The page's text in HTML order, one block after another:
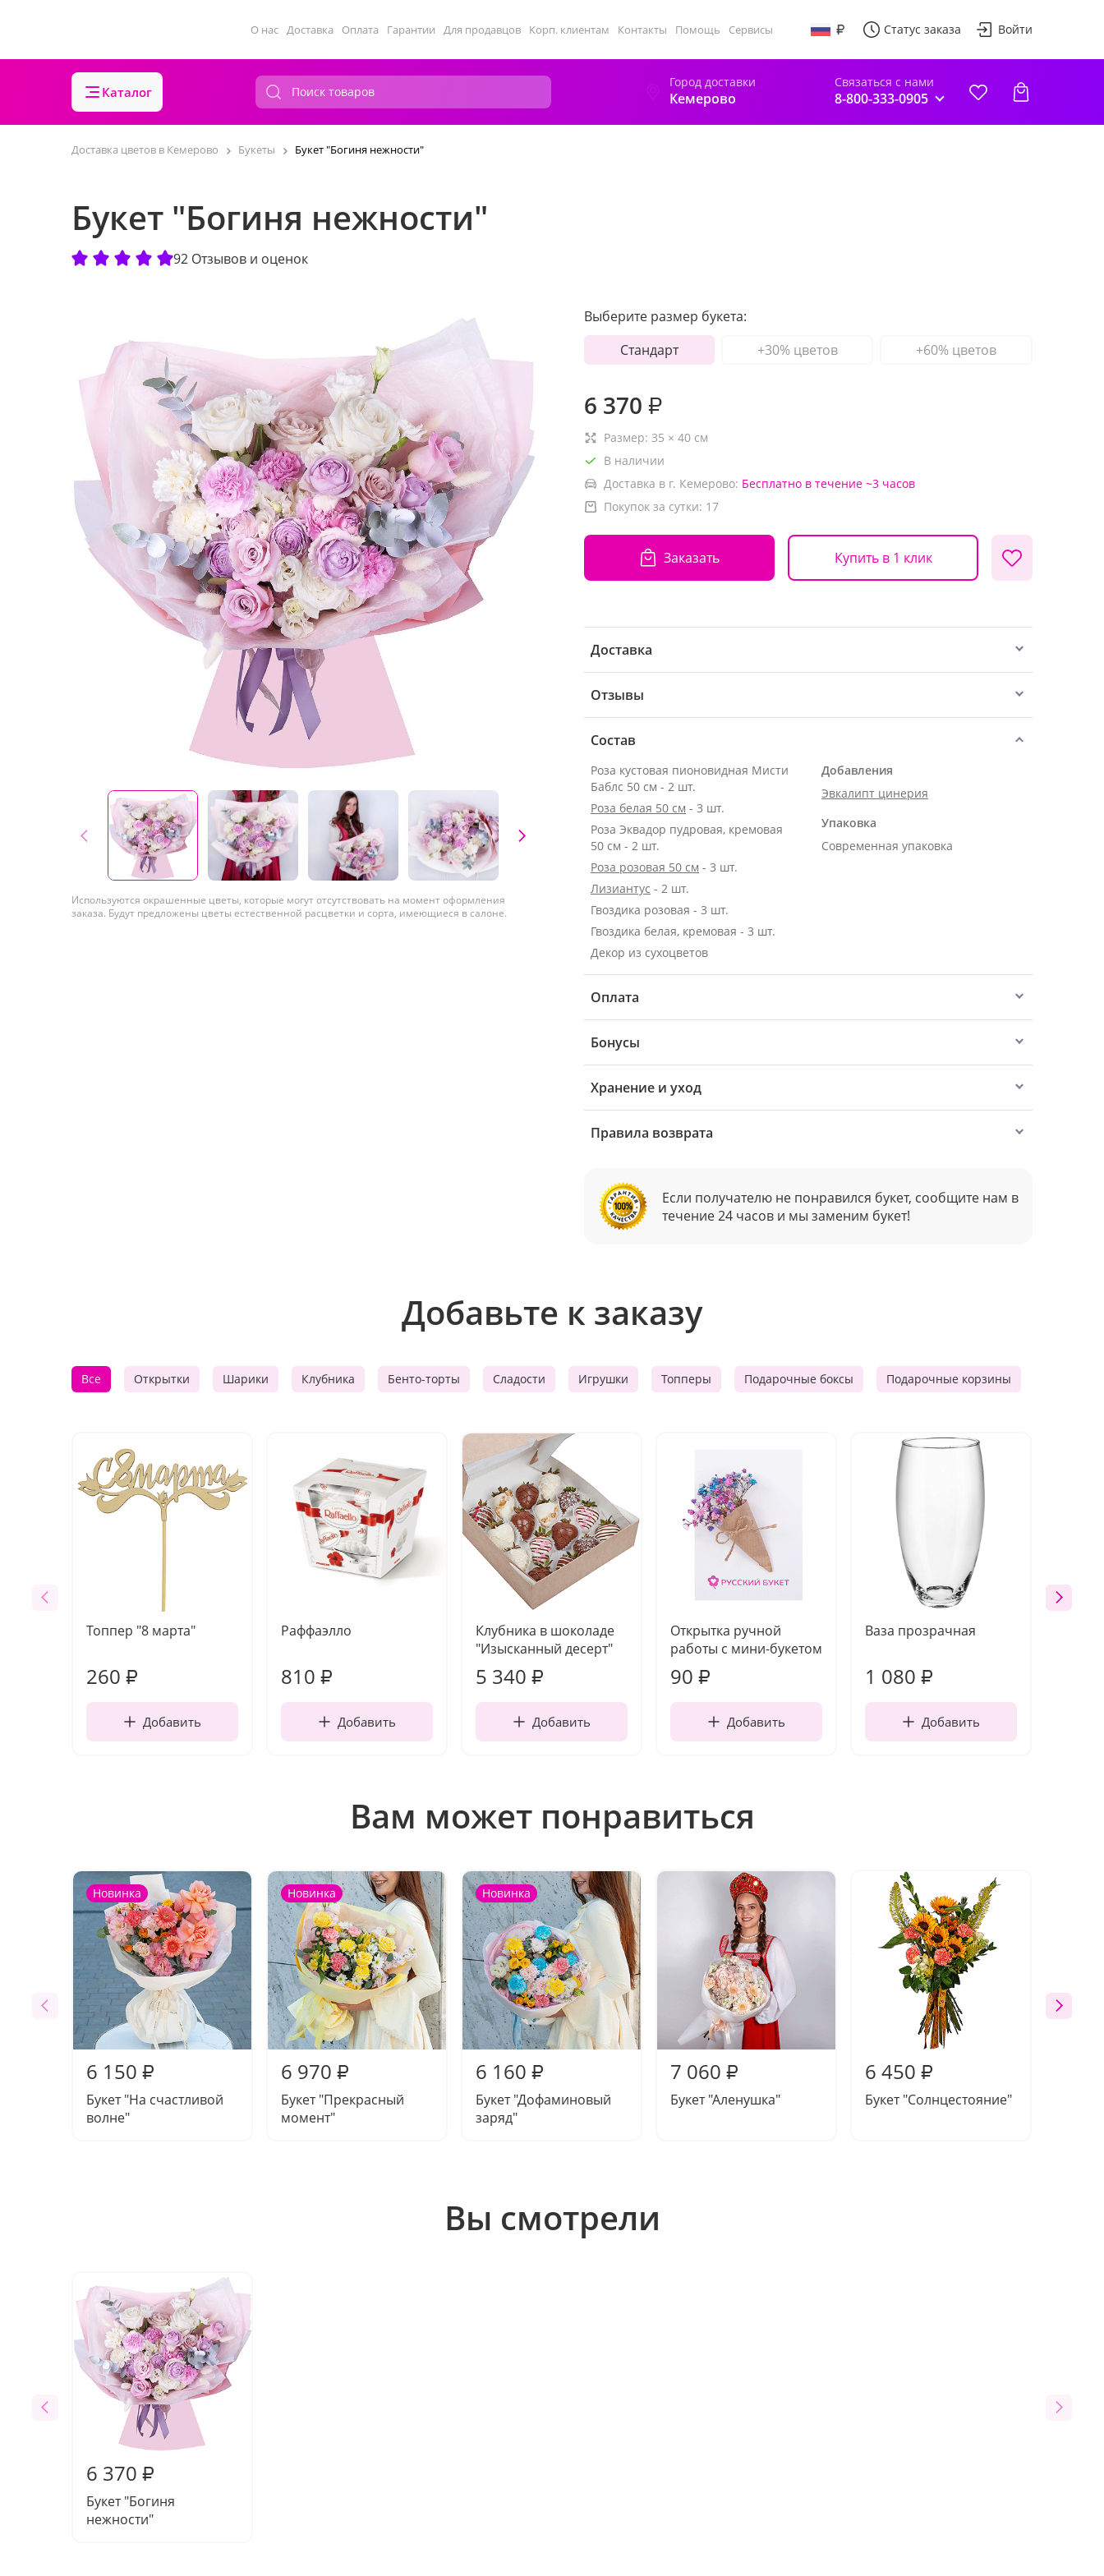
О нас Доставка Оплата Гарантии Для продавцов Корп. клиентам Контакты Помощь Сервисы Статус заказа Войти
Каталог
Город доставки
Кемерово
Связаться с нами
8-800-333-0905
Доставка цветов в Кемерово Букеты Букет "Богиня нежности"
Букет "Богиня нежности"
92 Отзывов и оценок
Используются окрашенные цветы, которые могут отсутствовать на момент оформления
заказа. Будут предложены цветы естественной расцветки и сорта, имеющиеся в салоне.
Выберите размер букета:
Стандарт
+30% цветов +60% цветов
6 370 ₽
Размер: 35 × 40 см
В наличии
Доставка в г. Кемерово: Бесплатно в течение ~3 часов
Покупок за сутки: 17
Заказать Купить в 1 клик
Доставка
Отзывы
Состав
Роза кустовая пионовидная Мисти
Баблс 50 см - 2 шт.
Роза белая 50 см - 3 шт.
Роза Эквадор пудровая, кремовая
50 см - 2 шт.
Роза розовая 50 см - 3 шт.
Лизиантус - 2 шт.
Гвоздика розовая - 3 шт.
Гвоздика белая, кремовая - 3 шт.
Декор из сухоцветов
Добавления
Эвкалипт цинерия
Упаковка
Современная упаковка
Оплата
Бонусы
Хранение и уход
Правила возврата
Если получателю не понравился букет, сообщите нам в
течение 24 часов и мы заменим букет!
Добавьте к заказу
Все Открытки Шарики Клубника Бенто-торты Сладости Игрушки Топперы Подарочные боксы Подарочные корзины
Топпер "8 марта"
260 ₽
Добавить
Раффаэлло
810 ₽
Добавить
Клубника в шоколаде
"Изысканный десерт"
5 340 ₽
Добавить
Открытка ручной
работы с мини-букетом
90 ₽
Добавить
Ваза прозрачная
1 080 ₽
Добавить
Вам может понравиться
Новинка
6 150 ₽
Букет "На счастливой
волне"
Новинка
6 970 ₽
Букет "Прекрасный
момент"
Новинка
6 160 ₽
Букет "Дофаминовый
заряд"
7 060 ₽
Букет "Аленушка"
6 450 ₽
Букет "Солнцестояние"
Вы смотрели
6 370 ₽
Букет "Богиня
нежности"